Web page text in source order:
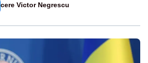
cere Victor Negrescu